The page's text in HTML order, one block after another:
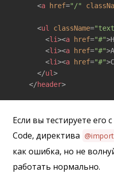
<a href="/"
<ul className=
<li><a href="#">
<li><a href="#">
<li><a href="#">
</ul>
</header>
Если вы тестируете его
Code, директива @import
как ошибка, но не
работать нормально.